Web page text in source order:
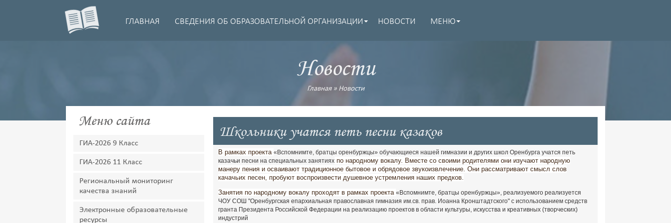
ГЛАВНАЯ СВЕДЕНИЯ ОБ ОБРАЗОВАТЕЛЬНОЙ ОРГАНИЗАЦИИ НОВОСТИ МЕНЮ
Новости
Главная» Новости
Меню сайта
ГИА-2026 9 Класс
ГИА-2026 11 Класс
Региональный мониторинг
качества знаний
Электронные образовательные
ресурсы
Школьники учатся петь песни казаков
В рамках проекта «Вспомнимте, братцы оренбуржцы» обучающиеся нашей гимназии и других школ Оренбурга учатся петь
казачьи песни на специальных занятиях по народному вокалу. Вместе со своими родителями они изучают народную
манеру пения и осваивают традиционное бытовое и обрядовое звукоизвлечение. Они рассматривают смысл слов
качачьих песен, пробуют воспроизвести душевное устремления наших предков.
Занятия по народному вокалу проходят в рамках проекта «Вспомнимте, братцы оренбуржцы», реализуемого реализуется
ЧОУ СОШ "Оренбургская епархиальная православная гимназия им.св. прав. Иоанна Кронштадтского" с использованием средств
гранта Президента Российской Федерации на реализацию проектов в области культуры, искусства и креативных (творческих)
индустрий